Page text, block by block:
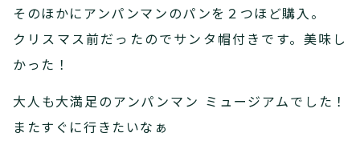
そのほかにアンパンマンのパンを２つほど購入。
クリスマス前だったのでサンタ帽付きです。美味し
かった！
大人も大満足のアンパンマン ミュージアムでした！
またすぐに行きたいなぁ